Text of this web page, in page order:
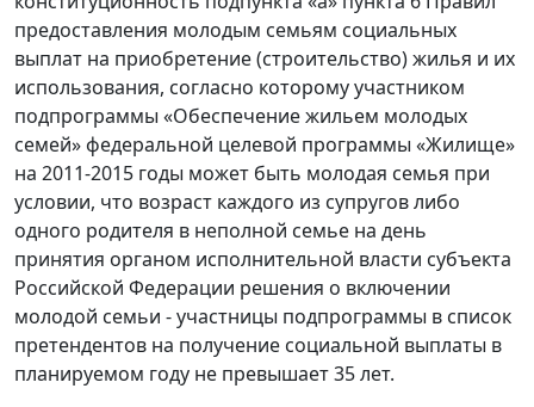
предоставления молодым семьям социальных
выплат на приобретение (строительство) жилья и их
использования, согласно которому участником
подпрограммы «Обеспечение жильем молодых
семей» федеральной целевой программы «Жилище»
на 2011-2015 годы может быть молодая семья при
условии, что возраст каждого из супругов либо
одного родителя в неполной семье на день
принятия органом исполнительной власти субъекта
Российской Федерации решения о включении
молодой семьи - участницы подпрограммы в список
претендентов на получение социальной выплаты в
планируемом году не превышает 35 лет.